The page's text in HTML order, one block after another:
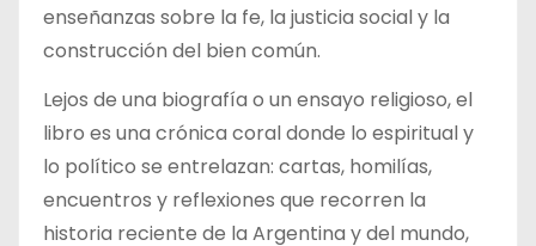
enseñanzas sobre la fe, la justicia social y la
construcción del bien común.
Lejos de una biografía o un ensayo religioso, el
libro es una crónica coral donde lo espiritual y
lo político se entrelazan: cartas, homilías,
encuentros y reflexiones que recorren la
historia reciente de la Argentina y del mundo,